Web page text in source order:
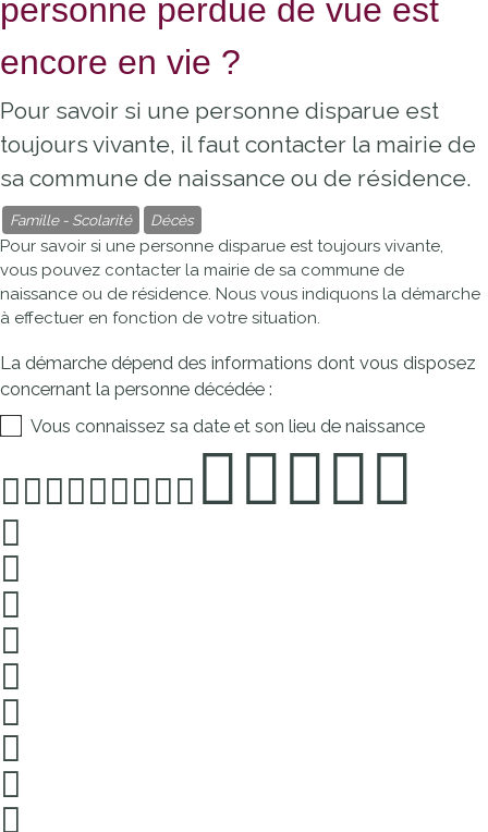
personne perdue de vue est
encore en vie ?
Pour savoir si une personne disparue est
toujours vivante, il faut contacter la mairie de
sa commune de naissance ou de résidence.
Famille - Scolarité Décès
Pour savoir si une personne disparue est toujours vivante,
vous pouvez contacter la mairie de sa commune de
naissance ou de résidence. Nous vous indiquons la démarche
à effectuer en fonction de votre situation.
La démarche dépend des informations dont vous disposez
concernant la personne décédée :
Vous connaissez sa date et son lieu de naissance